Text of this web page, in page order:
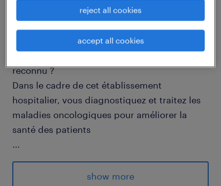
descriptif du poste
Comment souhaiteriez-vous exercer votre
reconnu ?
Dans le cadre de cet établissement
hospitalier, vous diagnostiquez et traitez les
maladies oncologiques pour améliorer la
santé des patients
...
- Élaborer et mettre en œuvre des protocoles
thérapeutiques personnalisés pour chaque
show more
reject all cookies
accept all cookies